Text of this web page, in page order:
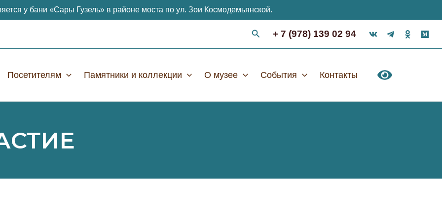
у бани «Сары Гузель» в районе моста по ул. Зои Космодемьянской.
+ 7 (978) 139 02 94
Посетителям Памятники и коллекции О музее События Контакты